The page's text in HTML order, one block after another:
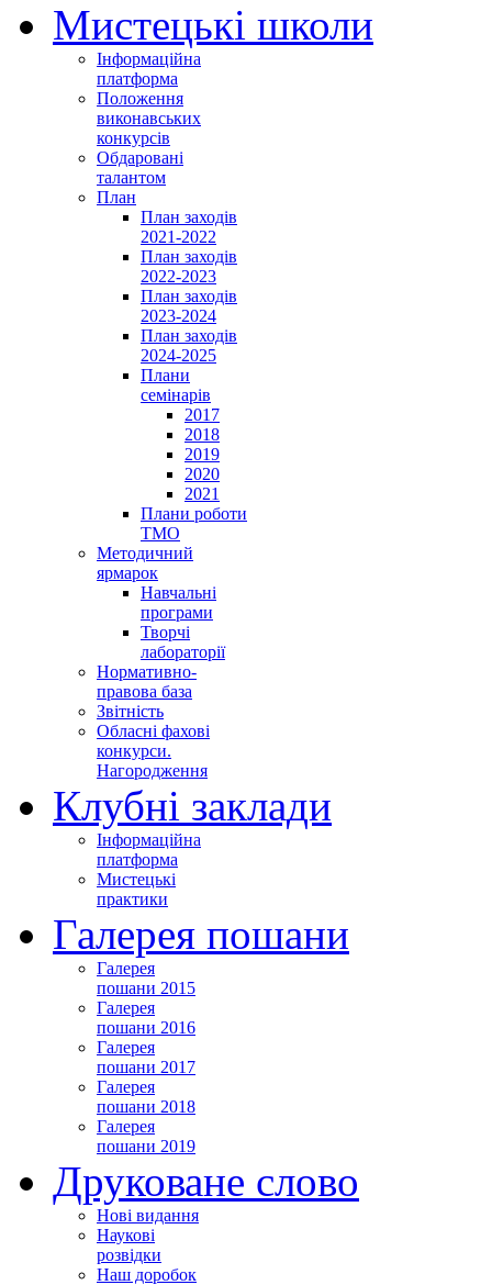
Мистецькі школи
Інформаційна
платформа
Положення
виконавських
конкурсів
Обдаровані
талантом
План
План заходів
2021-2022
План заходів
2022-2023
План заходів
2023-2024
План заходів
2024-2025
Плани
семінарів
2017
2018
2019
2020
2021
Плани роботи
ТМО
Методичний
ярмарок
Навчальні
програми
Творчі
лабораторії
Нормативно-
правова база
Звітність
Обласні фахові
конкурси.
Нагородження
Клубні заклади
Інформаційна
платформа
Мистецькі
практики
Галерея пошани
Галерея
пошани 2015
Галерея
пошани 2016
Галерея
пошани 2017
Галерея
пошани 2018
Галерея
пошани 2019
Друковане слово
Нові видання
Наукові
розвідки
Наш доробок